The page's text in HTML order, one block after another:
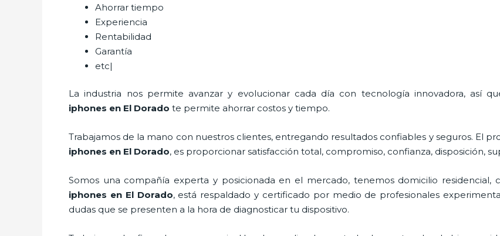
Ahorrar tiempo
Experiencia
Rentabilidad
Garantía
etc|
La industria nos permite avanzar y evolucionar cada día con tecnología innovadora, así
iphones en El Dorado te permite ahorrar costos y tiempo.
Trabajamos de la mano con nuestros clientes, entregando resultados confiables y seguros. El
iphones en El Dorado, es proporcionar satisfacción total, compromiso, confianza, disposición,
Somos una compañía experta y posicionada en el mercado, tenemos domicilio residencial,
iphones en El Dorado, está respaldado y certificado por medio de profesionales
dudas que se presenten a la hora de diagnosticar tu dispositivo.